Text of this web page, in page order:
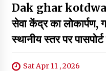
Dak ghar
सेवा केंद्र का लोकार्पण,
स्थानीय स्तर पर
Sat Apr 11 , 2026